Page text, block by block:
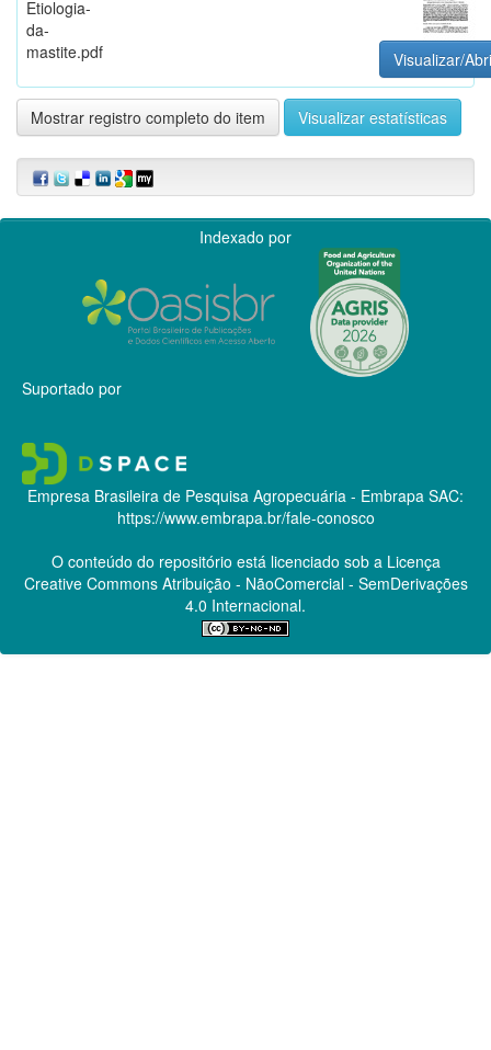
Etiologia-
da-
mastite.pdf
Visualizar/
Mostrar registro completo do item Visualizar estatísticas
Indexado por
Suportado por
Empresa Brasileira de Pesquisa Agropecuária - Embrapa SAC:
https://www.embrapa.br/fale-conosco
O conteúdo do repositório está licenciado sob a Licença
Creative CommonsAtribuição - NãoComercial - SemDerivações
4.0 Internacional.